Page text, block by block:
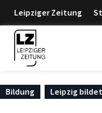
Leipziger Zeitung
Bildung Leipzig bildet